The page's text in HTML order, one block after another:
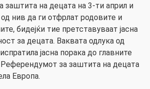
заштита на децата на 3-ти април и
нив да ги отфрлат родовите и
бидејќи тие претставуваат јасна
за децата. Ваквата одлука од
јасна порака до главните
за заштита на децата
Европа.